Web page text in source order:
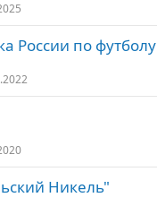
России по футболу
Никель"